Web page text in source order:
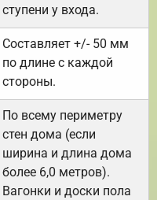
ступени у входа.
Составляет +/- 50 мм
по длине с каждой
стороны.
По всему периметру
стен дома (если
ширина и длина дома
более 6,0 метров).
Вагонки и доски пола